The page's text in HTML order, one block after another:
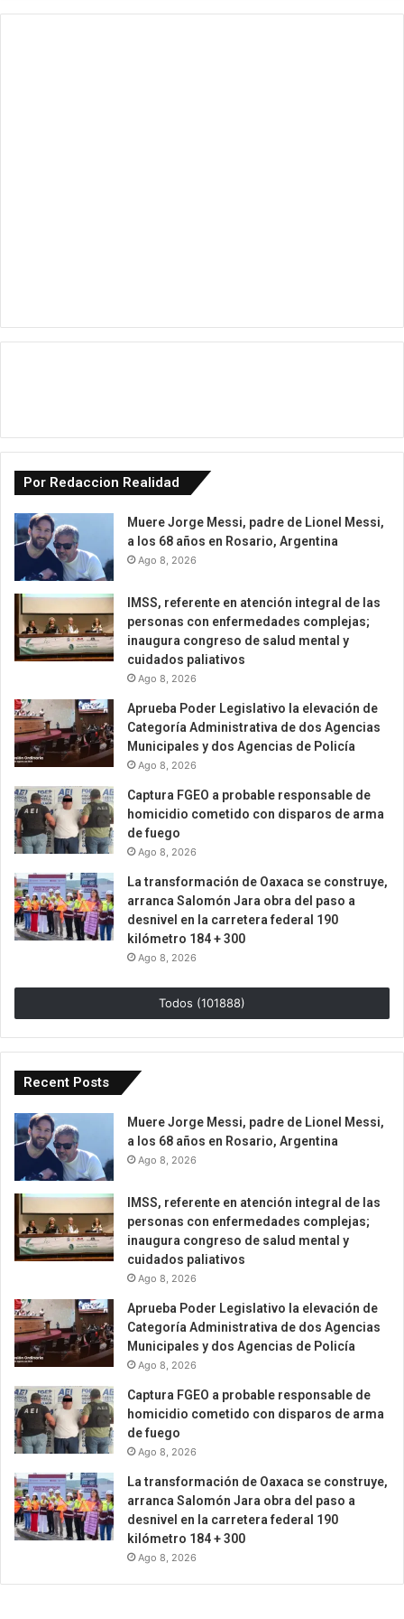
Por Redaccion Realidad
Muere Jorge Messi, padre de Lionel Messi,
a los 68 años en Rosario, Argentina
Ago 8, 2026
IMSS, referente en atención integral de las
personas con enfermedades complejas;
inaugura congreso de salud mental y
cuidados paliativos
Ago 8, 2026
Aprueba Poder Legislativo la elevación de
Categoría Administrativa de dos Agencias
Municipales y dos Agencias de Policía
Ago 8, 2026
Captura FGEO a probable responsable de
homicidio cometido con disparos de arma
de fuego
Ago 8, 2026
La transformación de Oaxaca se construye,
arranca Salomón Jara obra del paso a
desnivel en la carretera federal 190
kilómetro 184 + 300
Ago 8, 2026
Todos (101888)
Recent Posts
Muere Jorge Messi, padre de Lionel Messi,
a los 68 años en Rosario, Argentina
Ago 8, 2026
IMSS, referente en atención integral de las
personas con enfermedades complejas;
inaugura congreso de salud mental y
cuidados paliativos
Ago 8, 2026
Aprueba Poder Legislativo la elevación de
Categoría Administrativa de dos Agencias
Municipales y dos Agencias de Policía
Ago 8, 2026
Captura FGEO a probable responsable de
homicidio cometido con disparos de arma
de fuego
Ago 8, 2026
La transformación de Oaxaca se construye,
arranca Salomón Jara obra del paso a
desnivel en la carretera federal 190
kilómetro 184 + 300
Ago 8, 2026